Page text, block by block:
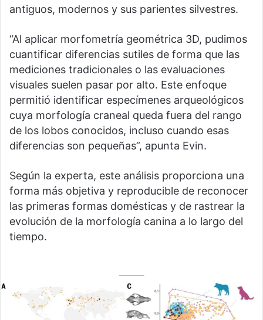
antiguos, modernos y sus parientes silvestres.
“Al aplicar morfometría geométrica 3D, pudimos
cuantificar diferencias sutiles de forma que las
mediciones tradicionales o las evaluaciones
visuales suelen pasar por alto. Este enfoque
permitió identificar especímenes arqueológicos
cuya morfología craneal queda fuera del rango
de los lobos conocidos, incluso cuando esas
diferencias son pequeñas”, apunta Evin.
Según la experta, este análisis proporciona una
forma más objetiva y reproducible de reconocer
las primeras formas domésticas y de rastrear la
evolución de la morfología canina a lo largo del
tiempo.